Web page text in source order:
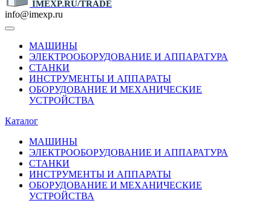
IMEXP.RU/TRADE
info@imexp.ru
МАШИНЫ
ЭЛЕКТРООБОРУДОВАНИЕ И АППАРАТУРА
СТАНКИ
ИНСТРУМЕНТЫ И АППАРАТЫ
ОБОРУДОВАНИЕ И МЕХАНИЧЕСКИЕ
УСТРОЙСТВА
Каталог
МАШИНЫ
ЭЛЕКТРООБОРУДОВАНИЕ И АППАРАТУРА
СТАНКИ
ИНСТРУМЕНТЫ И АППАРАТЫ
ОБОРУДОВАНИЕ И МЕХАНИЧЕСКИЕ
УСТРОЙСТВА